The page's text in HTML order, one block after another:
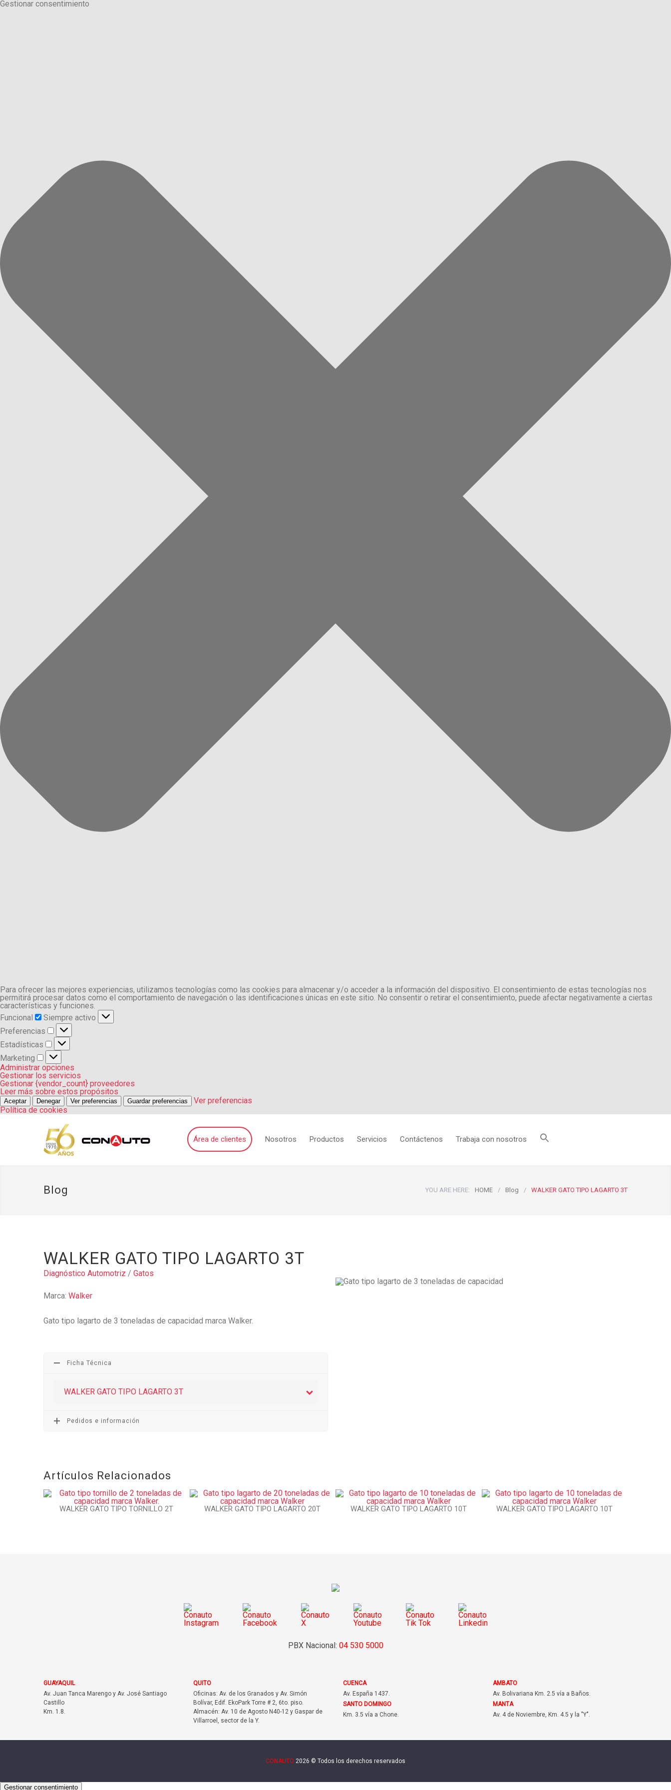
Gestionar consentimiento
Para ofrecer las mejores experiencias, utilizamos tecnologías como las cookies para almacenar y/o acceder a la información del dispositivo. El consentimiento de estas tecnologías nos
permitirá procesar datos como el comportamiento de navegación o las identificaciones únicas en este sitio. No consentir o retirar el consentimiento, puede afectar negativamente a ciertas
características y funciones.
Funcional
Funcional
Siempre activo
Preferencias
Preferencias
Estadísticas
Estadísticas
Marketing
Marketing
Administrar opciones
Gestionar los servicios
Gestionar {vendor_count} proveedores
Leer más sobre estos propósitos
Aceptar Denegar Ver preferencias Guardar preferencias
Ver preferencias
Política de cookies
Área de clientes Nosotros Productos Servicios Contáctenos Trabaja con nosotros
Blog YOU ARE HERE: HOME / Blog / WALKER GATO TIPO LAGARTO 3T
WALKER GATO TIPO LAGARTO 3T
Diagnóstico Automotriz / Gatos
Marca: Walker
Gato tipo lagarto de 3 toneladas de capacidad marca Walker.
Ficha Técnica
WALKER GATO TIPO LAGARTO 3T
Pedidos e información
Artículos Relacionados
WALKER GATO TIPO TORNILLO 2T WALKER GATO TIPO LAGARTO 20T WALKER GATO TIPO LAGARTO 10T WALKER GATO TIPO LAGARTO 10T
PBX Nacional: 04 530 5000
GUAYAQUIL
Av. Juan Tanca Marengo y Av. José Santiago
Castillo
Km. 1.8.
QUITO
Oficinas: Av. de los Granados y Av. Simón
Bolívar, Edif. EkoPark Torre # 2, 6to. piso.
Almacén: Av. 10 de Agosto N40-12 y Gaspar de
Villarroel, sector de la Y.
CUENCA
Av. España 1437.
AMBATO
Av. Bolivariana Km. 2.5 vía a Baños.
SANTO DOMINGO
Km. 3.5 vía a Chone.
MANTA
Av. 4 de Noviembre, Km. 4.5 y la "Y".
CONAUTO 2026 © Todos los derechos reservados
Gestionar consentimiento